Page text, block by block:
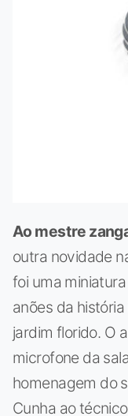
Ao mestre
outra novidade
foi uma
anões da
jardim florido. O
microfone da
homenagem do
Cunha ao